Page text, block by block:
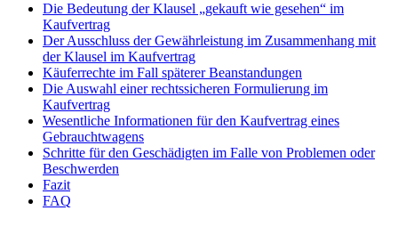
Die Bedeutung der Klausel „gekauft wie gesehen“ im
Kaufvertrag
Der Ausschluss der Gewährleistung im Zusammenhang mit
der Klausel im Kaufvertrag
Käuferrechte im Fall späterer Beanstandungen
Die Auswahl einer rechtssicheren Formulierung im
Kaufvertrag
Wesentliche Informationen für den Kaufvertrag eines
Gebrauchtwagens
Schritte für den Geschädigten im Falle von Problemen oder
Beschwerden
Fazit
FAQ